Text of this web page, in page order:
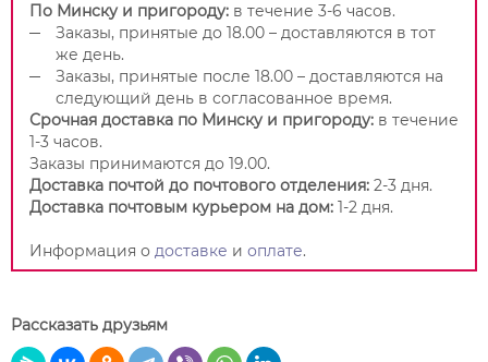
По Минску и пригороду: в течение 3-6 часов.
Заказы, принятые до 18.00 – доставляются в тот
же день.
Заказы, принятые после 18.00 – доставляются на
следующий день в согласованное время.
Срочная доставка по Минску и пригороду: в течение
1-3 часов.
Заказы принимаются до 19.00.
Доставка почтой до почтового отделения: 2-3 дня.
Доставка почтовым курьером на дом: 1-2 дня.
Информация о доставке и оплате.
Рассказать друзьям